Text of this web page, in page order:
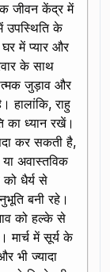
जीवन केंद्र में
उपस्थिति के
में प्यार और
के साथ
जुड़ाव और
हालांकि, राहु
का ध्यान रखें।
कर सकती है,
अवास्तविक
को धैर्य से
बनी रहे।
को हल्के से
मार्च में सूर्य के
भी ज्यादा